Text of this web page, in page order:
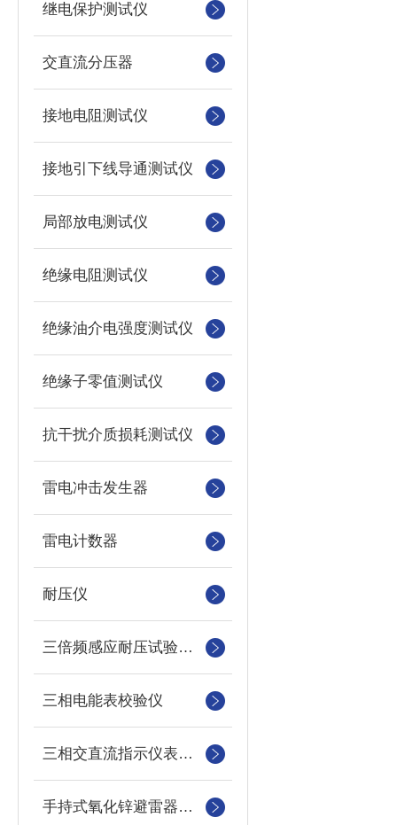
继电保护测试仪
交直流分压器
接地电阻测试仪
接地引下线导通测试仪
局部放电测试仪
绝缘电阻测试仪
绝缘油介电强度测试仪
绝缘子零值测试仪
抗干扰介质损耗测试仪
雷电冲击发生器
雷电计数器
耐压仪
三倍频感应耐压试验装置
三相电能表校验仪
三相交直流指示仪表装置
手持式氧化锌避雷器测试仪